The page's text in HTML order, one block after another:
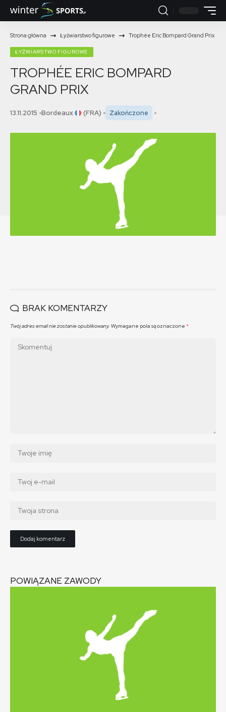
Strona główna Łyżwiarstwo figurowe Trophée Eric Bompard Grand Prix
ŁYŻWIARSTWO FIGUROWE
TROPHÉE ERIC BOMPARD
GRAND PRIX
13.11.2015 Bordeaux (FRA) Zakończone
BRAK KOMENTARZY
Twój adres email nie zostanie opublikowany. Wymagane pola są oznaczone *
POWIĄZANE ZAWODY